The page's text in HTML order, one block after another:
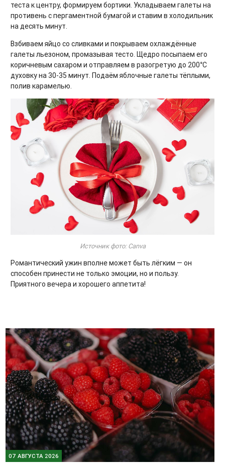
теста к центру, формируем бортики. Укладываем галеты на
противень с пергаментной бумагой и ставим в холодильник
на десять минут.
Взбиваем яйцо со сливками и покрываем охлаждённые
галеты льезоном, промазывая тесто. Щедро посыпаем его
коричневым сахаром и отправляем в разогретую до 200°C
духовку на 30-35 минут. Подаём яблочные галеты тёплыми,
полив карамелью.
Источник фото: Canva
Романтический ужин вполне может быть лёгким — он
способен принести не только эмоции, но и пользу.
Приятного вечера и хорошего аппетита!
07 АВГУСТА 2026